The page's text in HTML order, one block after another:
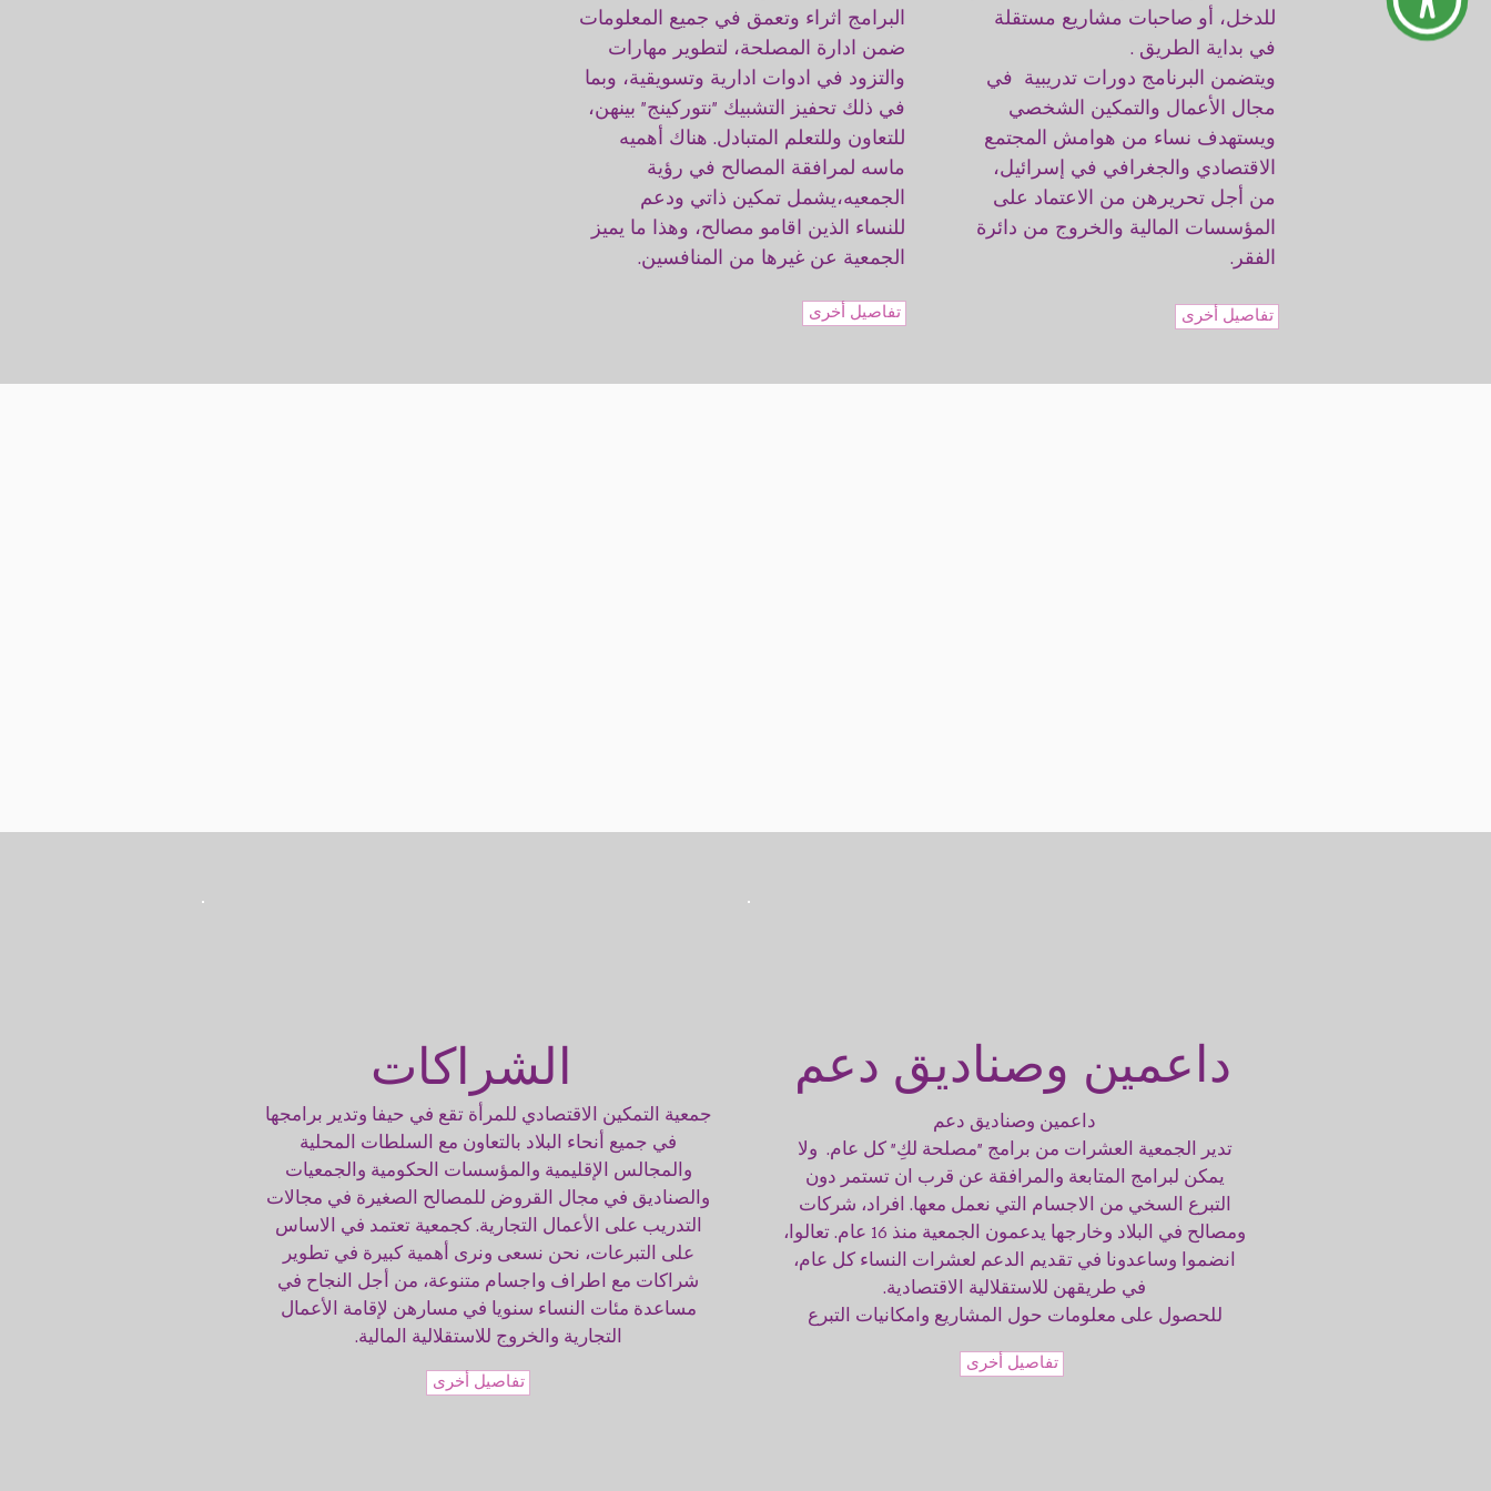
البرامج اثراء وتعمق في جميع المعلومات
ضمن ادارة المصلحة، لتطوير مهارات
والتزود في ادوات ادارية وتسويقية، وبما
في ذلك تحفيز التشبيك "نتوركينج" بينهن،
للتعاون وللتعلم المتبادل. هناك أهميه
ماسه لمرافقة المصالح في رؤية
الجمعيه،يشمل تمكين ذاتي ودعم
للنساء الذين اقامو مصالح، وهذا ما يميز
الجمعية عن غيرها من المنافسين.
تفاصيل أخرى
للدخل، أو صاحبات مشاريع مستقلة
في بداية الطريق .
ويتضمن البرنامج دورات تدريبية في
مجال الأعمال والتمكين الشخصي
ويستهدف نساء من هوامش المجتمع
الاقتصادي والجغرافي في إسرائيل،
من أجل تحريرهن من الاعتماد على
المؤسسات المالية والخروج من دائرة
الفقر.
تفاصيل أخرى
جمعية التمكين الاقتصادي للمرأة تقع في حيفا وتدير برامجها
في جميع أنحاء البلاد بالتعاون مع السلطات المحلية
والمجالس الإقليمية والمؤسسات الحكومية والجمعيات
والصناديق في مجال القروض للمصالح الصغيرة في مجالات
التدريب على الأعمال التجارية. كجمعية تعتمد في الاساس
على التبرعات، نحن نسعى ونرى أهمية كبيرة في تطوير
شراكات مع اطراف واجسام متنوعة، من أجل النجاح في
مساعدة مئات النساء سنويا في مسارهن لإقامة الأعمال
التجارية والخروج للاستقلالية المالية.
تفاصيل أخرى
داعمين وصناديق دعم
داعمين وصناديق دعم
تدير الجمعية العشرات من برامج "مصلحة لكِ" كل عام. ولا
يمكن لبرامج المتابعة والمرافقة عن قرب ان تستمر دون
التبرع السخي من الاجسام التي نعمل معها. افراد، شركات
ومصالح في البلاد وخارجها يدعمون الجمعية منذ 16 عام. تعالوا،
انضموا وساعدونا في تقديم الدعم لعشرات النساء كل عام،
في طريقهن للاستقلالية الاقتصادية.
للحصول على معلومات حول المشاريع وامكانيات التبرع
تفاصيل أخرى